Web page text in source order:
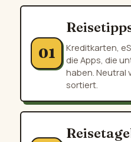
01
Kreditkarten,
die Apps, die
haben. Neutral
sortiert.